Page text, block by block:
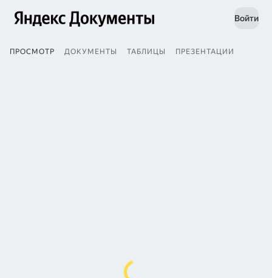
Войти
ПРОСМОТР ДОКУМЕНТЫ ТАБЛИЦЫ ПРЕЗЕНТАЦИИ